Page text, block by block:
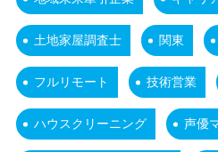
土地家屋調査士 関東
フルリモート 技術営業
ハウスクリーニング 声優